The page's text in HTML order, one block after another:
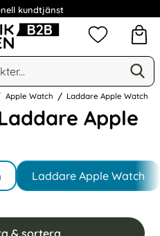
Sök på Narse Group AB
Mina
Apple Watch Laddare Apple Watch
Apple
Laddare Apple Watch